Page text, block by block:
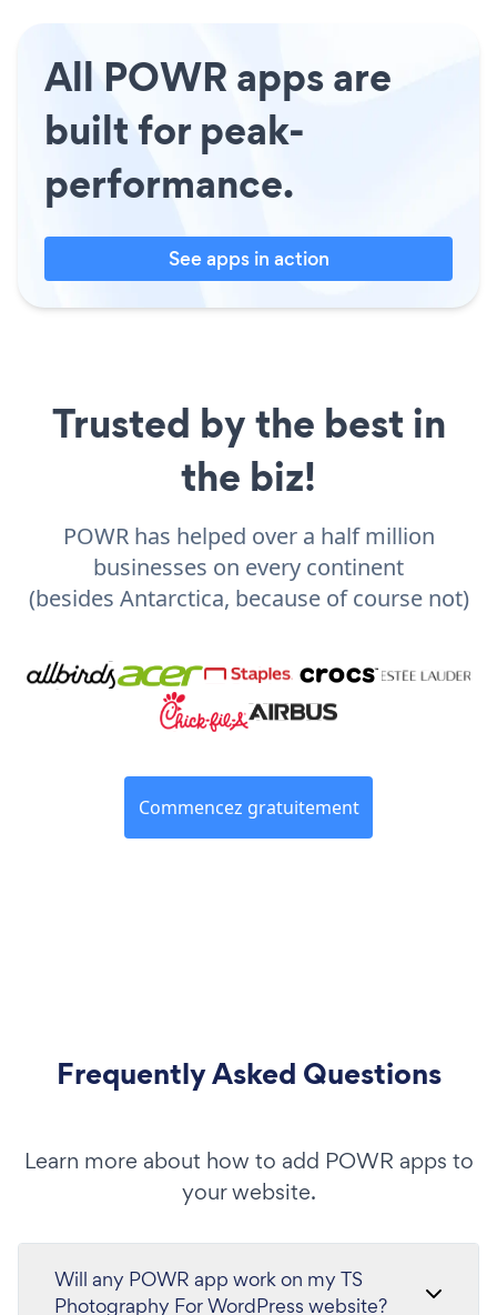
All POWR apps are
built for peak-
performance.
See apps in action
Trusted by the best in
the biz!
POWR has helped over a half million
businesses on every continent
(besides Antarctica, because of course not)
Commencez gratuitement
Frequently Asked Questions
Learn more about how to add POWR apps to
your website.
Will any POWR app work on my TS
Photography For WordPress website?